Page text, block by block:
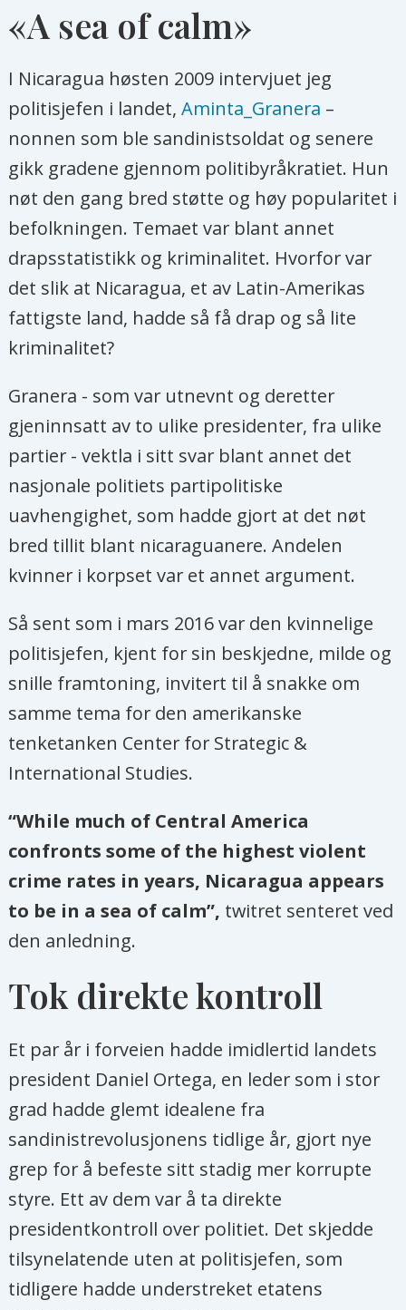
«A sea of calm»
I Nicaragua høsten 2009 intervjuet jeg
politisjefen i landet,Aminta_Granera –
nonnen som ble sandinistsoldat og senere
gikk gradene gjennom politibyråkratiet. Hun
nøt den gang bred støtte og høy popularitet i
befolkningen. Temaet var blant annet
drapsstatistikk og kriminalitet. Hvorfor var
det slik at Nicaragua, et av Latin-Amerikas
fattigste land, hadde så få drap og så lite
kriminalitet?
Granera - som var utnevnt og deretter
gjeninnsatt av to ulike presidenter, fra ulike
partier - vektla i sitt svar blant annet det
nasjonale politiets partipolitiske
uavhengighet, som hadde gjort at det nøt
bred tillit blant nicaraguanere. Andelen
kvinner i korpset var et annet argument.
Så sent som i mars 2016 var den kvinnelige
politisjefen, kjent for sin beskjedne, milde og
snille framtoning, invitert til å snakke om
samme tema for den amerikanske
tenketanken Center for Strategic &
International Studies.
“While much of Central America
confronts some of the highest violent
crime rates in years, Nicaragua appears
to be in a sea of calm”, twitret senteret ved
den anledning.
Tok direkte kontroll
Et par år i forveien hadde imidlertid landets
president Daniel Ortega, en leder som i stor
grad hadde glemt idealene fra
sandinistrevolusjonens tidlige år, gjort nye
grep for å befeste sitt stadig mer korrupte
styre. Ett av dem var å ta direkte
presidentkontroll over politiet. Det skjedde
tilsynelatende uten at politisjefen, som
tidligere hadde understreket etatens